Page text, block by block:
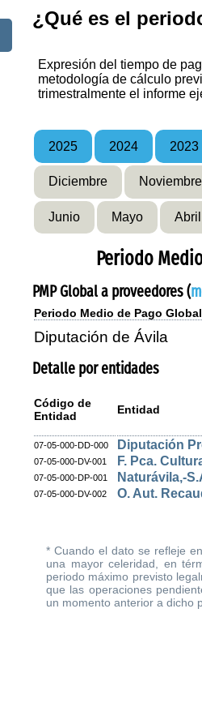
¿Qué es el
Expresión del tiempo de
metodología de cálculo
trimestralmente el informe
2025 2024 2023
Diciembre Noviembre
Junio Mayo Abril
Periodo
PMP Global a proveedores (
Periodo Medio de Pago
Diputación de Ávila
Detalle por entidades
Código de
Entidad
Entidad
07-05-000-DD-000 Diputación
07-05-000-DV-001 F. Pca.
07-05-000-DP-001 Naturávila,-
07-05-000-DV-002 O. Aut.
* Cuando el dato se refleje
una mayor celeridad, en
periodo máximo previsto
que las operaciones
un momento anterior a dicho